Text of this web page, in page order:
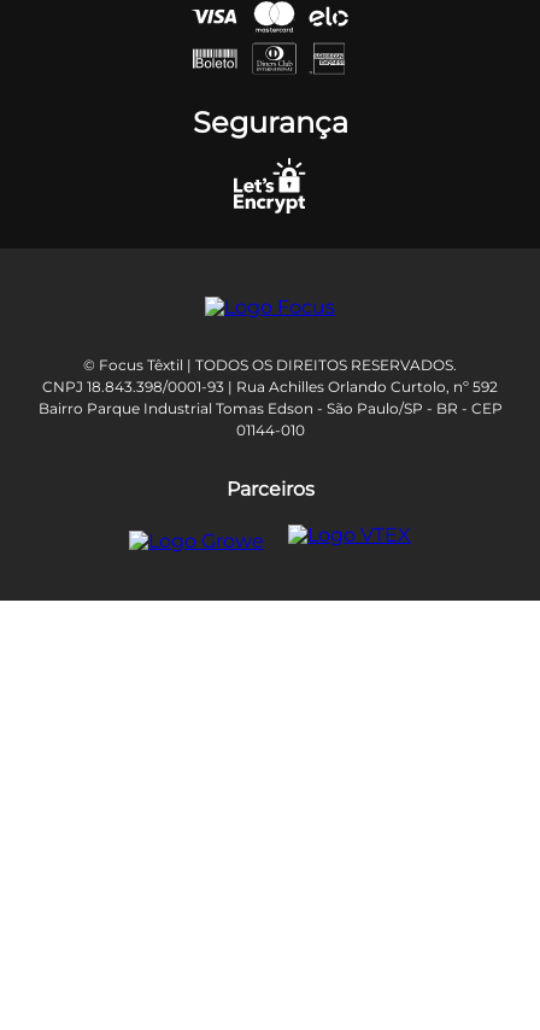
Segurança
© Focus Têxtil | TODOS OS DIREITOS RESERVADOS.
CNPJ 18.843.398/0001-93 | Rua Achilles Orlando Curtolo, nº 592
Bairro Parque Industrial Tomas Edson - São Paulo/SP - BR - CEP
01144-010
Parceiros